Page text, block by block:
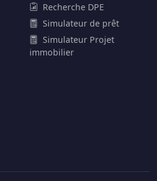
Recherche DPE
Simulateur de prêt
Simulateur Projet
immobilier